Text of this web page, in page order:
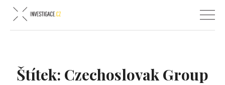
Štítek: Czechoslovak Group